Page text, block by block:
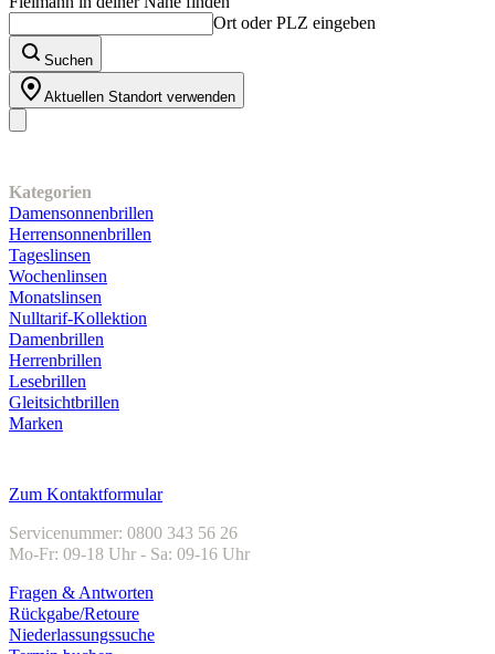
Ort oder PLZ eingeben
Suchen
Aktuellen Standort verwenden
Kategorien
Damensonnenbrillen
Herrensonnenbrillen
Tageslinsen
Wochenlinsen
Monatslinsen
Nulltarif-Kollektion
Damenbrillen
Herrenbrillen
Lesebrillen
Gleitsichtbrillen
Marken
Zum Kontaktformular
Servicenummer: 0800 343 56 26
Mo-Fr: 09-18 Uhr - Sa: 09-16 Uhr
Fragen & Antworten
Rückgabe/Retoure
Niederlassungssuche